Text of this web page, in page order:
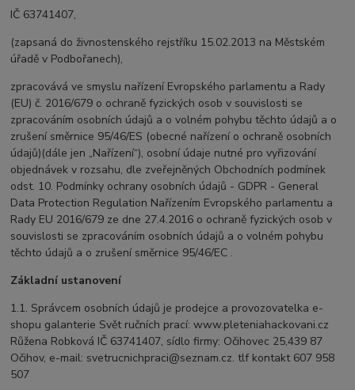
IČ 63741407,
(zapsaná do živnostenského rejstříku 15.02.2013 na Městském
úřadě v Podbořanech),
zpracovává ve smyslu nařízení Evropského parlamentu a Rady
(EU) č. 2016/679 o ochraně fyzických osob v souvislosti se
zpracováním osobních údajů a o volném pohybu těchto údajů a o
zrušení směrnice 95/46/ES (obecné nařízení o ochraně osobních
údajů)(dále jen „Nařízení“), osobní údaje nutné pro vyřizování
objednávek v rozsahu, dle zveřejněných Obchodních podmínek
odst. 10. Podmínky ochrany osobních údajů - GDPR - General
Data Protection Regulation Nařízením Evropského parlamentu a
Rady EU 2016/679 ze dne 27.4.2016 o ochraně fyzických osob v
souvislosti se zpracováním osobních údajů a o volném pohybu
těchto údajů a o zrušení směrnice 95/46/EC .
Základní ustanovení
1.1. Správcem osobních údajů je prodejce a provozovatelka e-
shopu galanterie Svět ručních prací: www.pleteniahackovani.cz
Růžena Robková IČ 63741407, sídlo firmy: Očihovec 25,439 87
Očihov, e-mail: svetrucnichpraci@seznam.cz. tlf kontakt 607 958
507